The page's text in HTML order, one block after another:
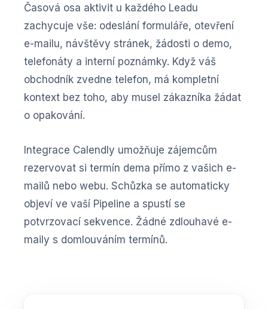
Časová osa aktivit u každého Leadu
zachycuje vše: odeslání formuláře, otevření
e-mailu, návštěvy stránek, žádosti o demo,
telefonáty a interní poznámky. Když váš
obchodník zvedne telefon, má kompletní
kontext bez toho, aby musel zákazníka žádat
o opakování.
Integrace Calendly umožňuje zájemcům
rezervovat si termín dema přímo z vašich e-
mailů nebo webu. Schůzka se automaticky
objeví ve vaší Pipeline a spustí se
potvrzovací sekvence. Žádné zdlouhavé e-
maily s domlouváním termínů.